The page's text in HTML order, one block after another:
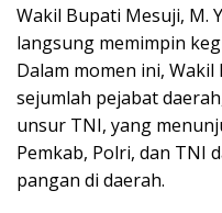
​Wakil Bupati Mesuji, M.
langsung memimpin
Dalam momen ini,
sejumlah pejabat
unsur TNI, yang
Pemkab, Polri, dan TNI
pangan di daerah.